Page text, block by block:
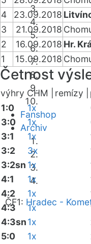
Fanshop
Archiv
ČF1: Hradec -
4
23.09.2018
3
21.09.2018
2
16.09.2018 Hr.
1
15.09.2018
Četnost
výhry CHM | remízy |
1:0
1x
3:0
1x
3:1
1x
3:2
3x
3:2sn 1x
4:1
1x
4:2
1x
4:3
1x
4:3sn1x
5:0
1x